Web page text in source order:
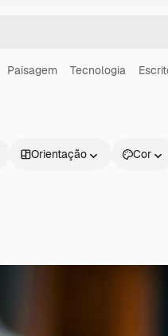
Paisagem Tecnologia
Orientação Cor